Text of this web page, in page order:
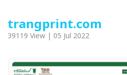
trangprint.com
39119 View | 05 Jul 2022